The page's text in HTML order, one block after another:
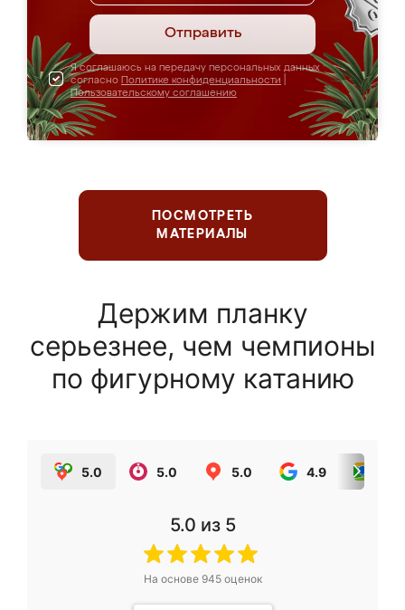
Отправить
Я соглашаюсь на передачу персональных данных
согласно Политике конфиденциальности
Пользовательскому соглашению
ПОСМОТРЕТЬ
МАТЕРИАЛЫ
Держим планку
серьезнее, чем чемпионы
по фигурному катанию
5.0 5.0 5.0 4.9
5.0 из 5
На основе 945оценок